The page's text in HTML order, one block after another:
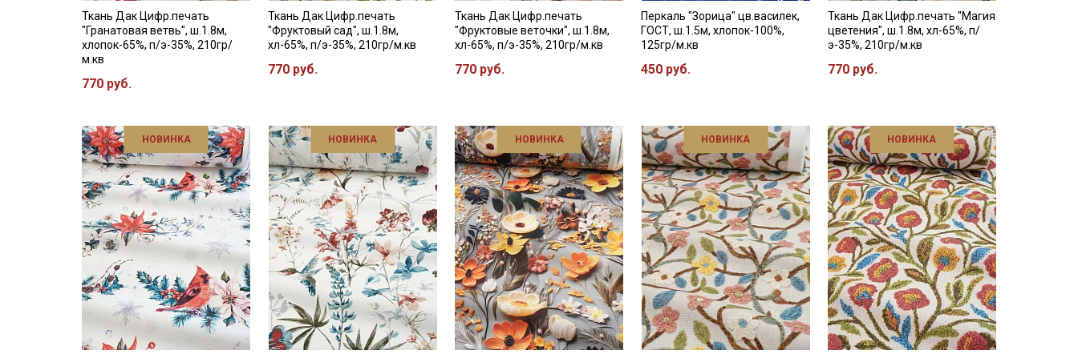
Ткань Дак Цифр.печать
"Гранатовая ветвь", ш.1.8м,
хлопок-65%, п/э-35%, 210гр/
м.кв
770 руб.
Ткань Дак Цифр.печать
"Фруктовый сад", ш.1.8м,
хл-65%, п/э-35%, 210гр/м.кв
770 руб.
Ткань Дак Цифр.печать
"Фруктовые веточки", ш.1.8м,
хл-65%, п/э-35%, 210гр/м.кв
770 руб.
Перкаль "Зорица" цв.василек,
ГОСТ, ш.1.5м, хлопок-100%,
125гр/м.кв
450 руб.
Ткань Дак Цифр.печать "Магия
цветения", ш.1.8м, хл-65%, п/
э-35%, 210гр/м.кв
770 руб.
НОВИНКА НОВИНКА НОВИНКА НОВИНКА НОВИНКА
Согласие на получение рекламных и
информационных рассылок